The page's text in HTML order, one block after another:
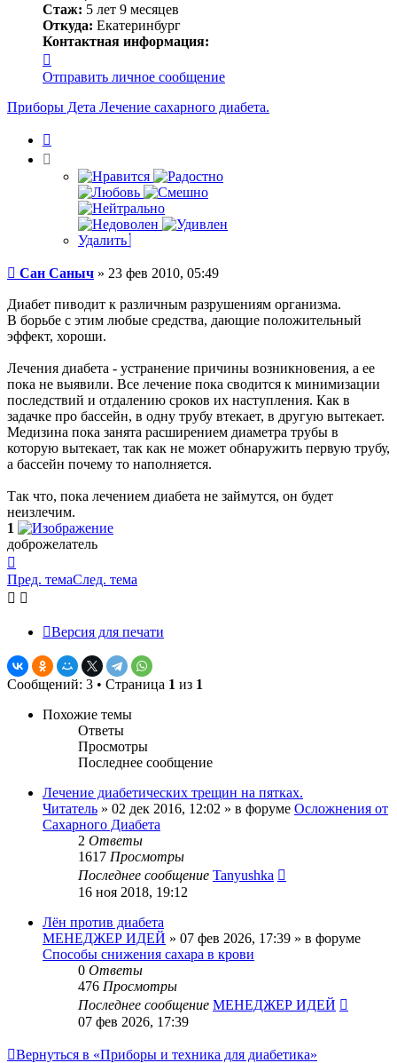
Стаж: 5 лет 9 месяцев
Откуда: Екатеринбург
Контактная информация:
информация
пользователя
Сан
Отправить личное сообщение
Приборы Дета Лечение сахарного диабета.
Удалить
Сообщение
Сан Саныч » 23 фев 2010, 05:49
Диабет пиводит к различным разрушениям организма.
В борьбе с этим любые средства, дающие положительный
эффект, хороши.
Лечения диабета - устранение причины возникновения, а ее
пока не выявили. Все лечение пока сводится к минимизации
последствий и отдалению сроков их наступления. Как в
задачке про бассейн, в одну трубу втекает, в другую вытекает.
Медизина пока занята расширением диаметра трубы в
которую вытекает, так как не может обнаружить первую трубу,
а бассейн почему то наполняется.
Так что, пока лечением диабета не займутся, он будет
неизлечим.
1
доброжелатель
к
началу
Пред. темаСлед. тема
Версия для печати
Сообщений: 3 • Страница 1 из 1
Похожие темы
Ответы
Просмотры
Последнее сообщение
Лечение диабетических трещин на пятках.
Читатель » 02 дек 2016, 12:02 » в форуме Осложнения от
Сахарного Диабета
2 Ответы
1617 Просмотры
Последнее сообщение Tanyushka
16 ноя 2018, 19:12
Лён против диабета
МЕНЕДЖЕР ИДЕЙ » 07 фев 2026, 17:39 » в форуме
Способы снижения сахара в крови
0 Ответы
476 Просмотры
Последнее сообщение МЕНЕДЖЕР ИДЕЙ
07 фев 2026, 17:39
Вернуться в «Приборы и техника для диабетика»